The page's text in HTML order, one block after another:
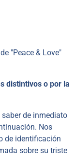
"Peace & Love"
distintivos o por la
de inmediato
Nos
de identificación
sobre su triste